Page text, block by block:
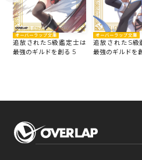
オーバーラップ文庫
追放されたS級鑑定士は
最強のギルドを創る 5
オーバーラップ文庫
追放されたS級
最強のギルドを